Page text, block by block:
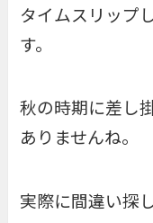
タイムスリップ
す。
秋の時期に差し
ありませんね。
実際に間違い探